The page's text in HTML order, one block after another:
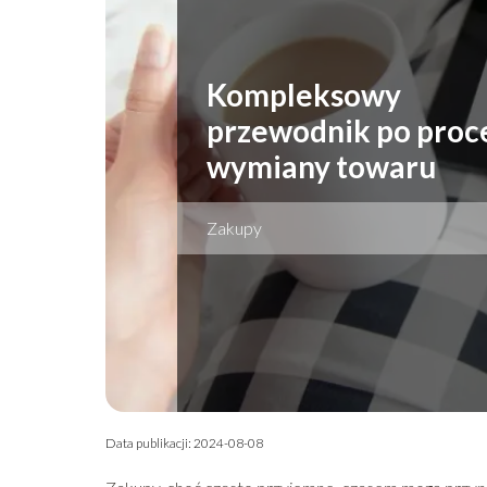
Kompleksowy
przewodnik po
wymiany towaru
Zakupy
Data publikacji: 2024-08-08